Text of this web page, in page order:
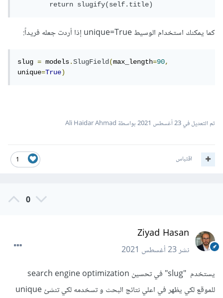
        return slugify(self.title)
كما يمكنك استخدام الوسيط unique=True إذا أردت جعله فريداً:
slug = models.SlugField(max_length=90,
unique=True)
تم التعديل في23 أغسطس 2021 بواسطة Ali Haidar Ahmad
1 اقتباس
0
Ziyad Hasan
نشر23 أغسطس 2021
يستخدم "slug" في تحسين search engine optimization
للموقع لكي يظهر في اعلي نتائج البحث و تسخدمه لكي تنشئ unique